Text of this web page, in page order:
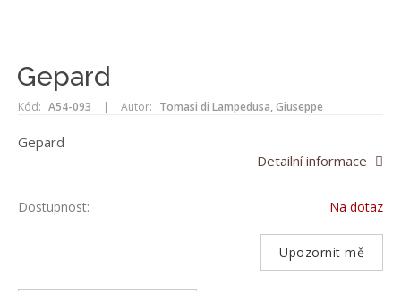
Gepard
Kód: A54-093 | Autor: Tomasi di Lampedusa, Giuseppe
Gepard
Detailní informace
Dostupnost: Na dotaz
Upozornit mě